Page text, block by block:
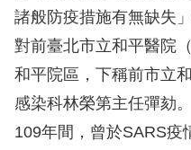
人
權
業
務
諸般防疫措施有無缺失
對前臺北市立和平醫院
和平院區，下稱前市立
感染科林榮第主任彈劾。
109年間，曾於SARS疫